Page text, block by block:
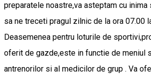
preparatele noastre,va asteptam cu
sa ne treceti pragul zilnic de la ora 07.00
Deasemenea pentru loturile de
oferit de gazde,este in functie de meniul
antrenorilor si al medicilor de grup . Va